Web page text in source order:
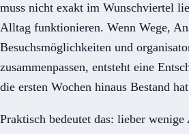
muss nicht exakt im Wunschviertel
Alltag funktionieren. Wenn Wege,
Besuchsmöglichkeiten und
zusammenpassen, entsteht eine
die ersten Wochen hinaus Bestand
Praktisch bedeutet das: lieber wenige